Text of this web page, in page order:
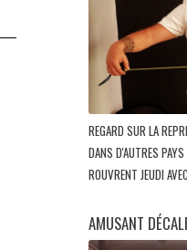
REGARD SUR LA
DANS D'AUTRES
ROUVRENT JEUDI
AMUSANT